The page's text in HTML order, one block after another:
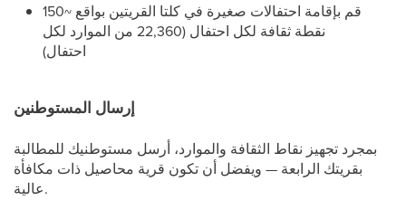
قم بإقامة احتفالات صغيرة في كلتا القريتين بواقع ~150
نقطة ثقافة لكل احتفال (22,360 من الموارد لكل
احتفال)
إرسال المستوطنين
بمجرد تجهيز نقاط الثقافة والموارد، أرسل مستوطنيك للمطالبة
بقريتك الرابعة — ويفضل أن تكون قرية محاصيل ذات مكافأة
عالية.